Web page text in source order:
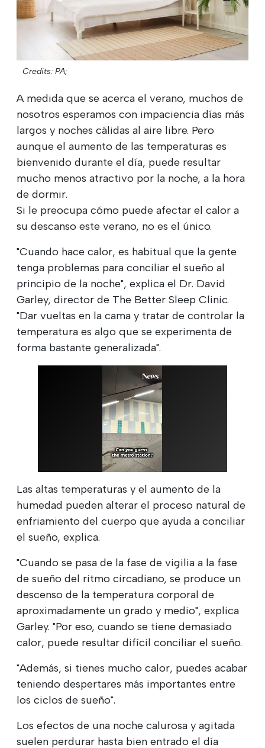
Credits: PA;
A medida que se acerca el verano, muchos de
nosotros esperamos con impaciencia días más
largos y noches cálidas al aire libre. Pero
aunque el aumento de las temperaturas es
bienvenido durante el día, puede resultar
mucho menos atractivo por la noche, a la hora
de dormir.
Si le preocupa cómo puede afectar el calor a
su descanso este verano, no es el único.
"Cuando hace calor, es habitual que la gente
tenga problemas para conciliar el sueño al
principio de la noche", explica el Dr. David
Garley, director de The Better Sleep Clinic.
"Dar vueltas en la cama y tratar de controlar la
temperatura es algo que se experimenta de
forma bastante generalizada".
Las altas temperaturas y el aumento de la
humedad pueden alterar el proceso natural de
enfriamiento del cuerpo que ayuda a conciliar
el sueño, explica.
"Cuando se pasa de la fase de vigilia a la fase
de sueño del ritmo circadiano, se produce un
descenso de la temperatura corporal de
aproximadamente un grado y medio", explica
Garley. "Por eso, cuando se tiene demasiado
calor, puede resultar difícil conciliar el sueño.
"Además, si tienes mucho calor, puedes acabar
teniendo despertares más importantes entre
los ciclos de sueño".
Los efectos de una noche calurosa y agitada
suelen perdurar hasta bien entrado el día